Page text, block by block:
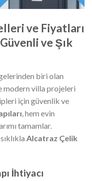
ve Fiyatları
ve Şık
biri olan
modern villa projeleri
için güvenlik ve
, hem evin
tamamlar.
Alcatraz Çelik
İhtiyacı